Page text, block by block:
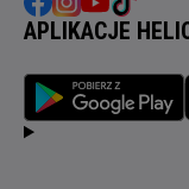
APLIKACJE